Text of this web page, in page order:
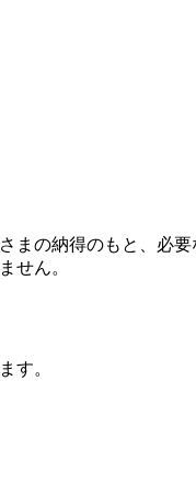
まの納得のもと、必要
せん。
す。